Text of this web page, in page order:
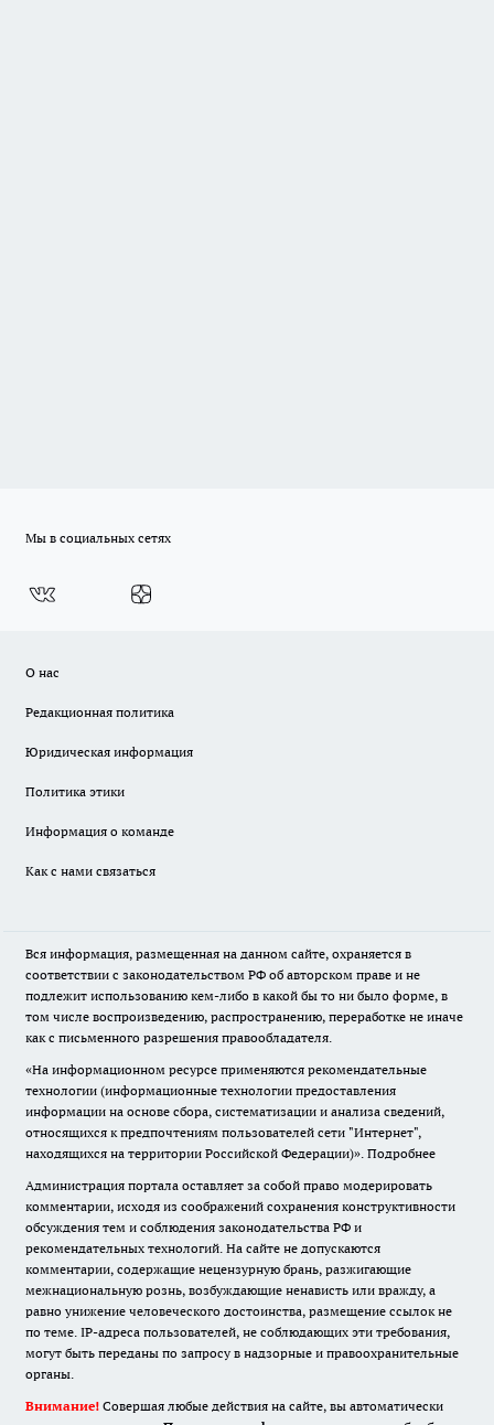
Мы в социальных сетях
О нас
Редакционная политика
Юридическая информация
Политика этики
Информация о команде
Как с нами связаться
Вся информация, размещенная на данном сайте, охраняется в
соответствии с законодательством РФ об авторском праве и не
подлежит использованию кем-либо в какой бы то ни было форме, в
том числе воспроизведению, распространению, переработке не иначе
как с письменного разрешения правообладателя.
«На информационном ресурсе применяются рекомендательные
технологии (информационные технологии предоставления
информации на основе сбора, систематизации и анализа сведений,
относящихся к предпочтениям пользователей сети "Интернет",
находящихся на территории Российской Федерации)». Подробнее
Администрация портала оставляет за собой право модерировать
комментарии, исходя из соображений сохранения конструктивности
обсуждения тем и соблюдения законодательства РФ и
рекомендательных технологий. На сайте не допускаются
комментарии, содержащие нецензурную брань, разжигающие
межнациональную рознь, возбуждающие ненависть или вражду, а
равно унижение человеческого достоинства, размещение ссылок не
по теме. IP-адреса пользователей, не соблюдающих эти требования,
могут быть переданы по запросу в надзорные и правоохранительные
органы.
Внимание! Совершая любые действия на сайте, вы автоматически